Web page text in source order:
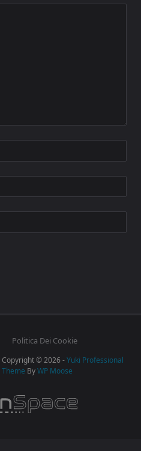
Politica Dei Cookie
Copyright © 2026 -Yuki Professional
Theme ByWP Moose